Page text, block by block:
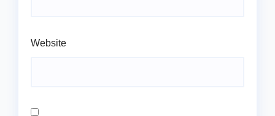
Website